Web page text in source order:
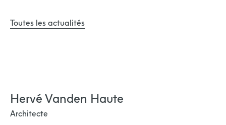
Toutes les actualités
Hervé Vanden Haute
Architecte